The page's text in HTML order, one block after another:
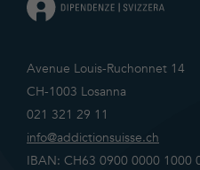
Avenue Louis-Ruchonnet 14
CH-1003 Losanna
021 321 29 11
info@addictionsuisse.ch
IBAN: CH63 0900 0000 1000